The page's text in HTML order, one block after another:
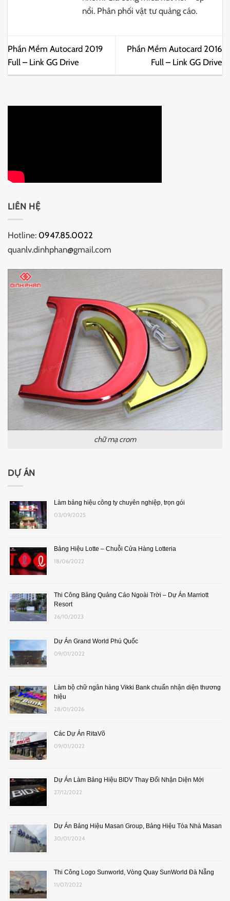
nổi. Phân phối vật tư quảng cáo.
Phần Mềm Autocard 2019
Full – Link GG Drive
Phần Mềm Autocard 2016
Full – Link GG Drive
LIÊN HỆ
Hotline: 0947.85.0022
quanlv.dinhphan@gmail.com
chữ mạ crom
DỰ ÁN
Làm bảng hiệu công ty chuyên nghiệp, trọn gói
03/09/2025
Bảng Hiệu Lotte – Chuỗi Cửa Hàng Lotteria
18/06/2022
Thi Công Bảng Quảng Cáo Ngoài Trời – Dự Án Marriott
Resort
26/10/2023
Dự Án Grand World Phú Quốc
09/01/2022
Làm bộ chữ ngân hàng Vikki Bank chuẩn nhận diện thương
hiệu
28/01/2026
Các Dự Án RitaVõ
09/01/2022
Dự Án Làm Bảng Hiệu BIDV Thay Đổi Nhận Diện Mới
27/12/2022
Dự Án Bảng Hiệu Masan Group, Bảng Hiệu Tòa Nhà Masan
30/01/2024
Thi Công Logo Sunworld, Vòng Quay SunWorld Đà Nẵng
11/07/2022